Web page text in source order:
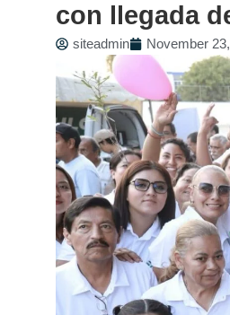
con llegada
siteadmin November